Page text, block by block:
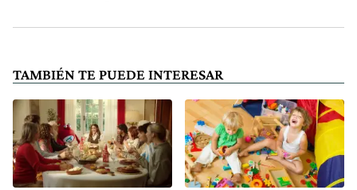
TAMBIÉN TE PUEDE INTERESAR